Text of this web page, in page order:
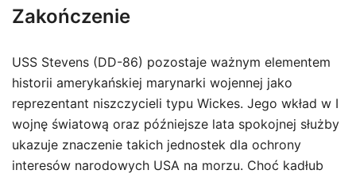
Zakończenie
USS Stevens (DD-86) pozostaje ważnym elementem
historii amerykańskiej marynarki wojennej jako
reprezentant niszczycieli typu Wickes. Jego wkład w I
wojnę światową oraz późniejsze lata spokojnej służby
ukazuje znaczenie takich jednostek dla ochrony
interesów narodowych USA na morzu. Choć kadłub